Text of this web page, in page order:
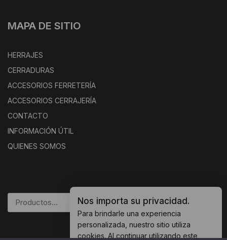
MAPA DE SITIO
HERRAJES
CERRADURAS
ACCESORIOS FERRETERÍA
ACCESORIOS CERRAJERÍA
CONTACTO
INFORMACIÓN ÚTIL
QUIENES SOMOS
BUSCAR
Nos importa su privacidad.
Para brindarle una experiencia
personalizada, nuestro sitio utiliza
cookies. Al continuar utilizando este